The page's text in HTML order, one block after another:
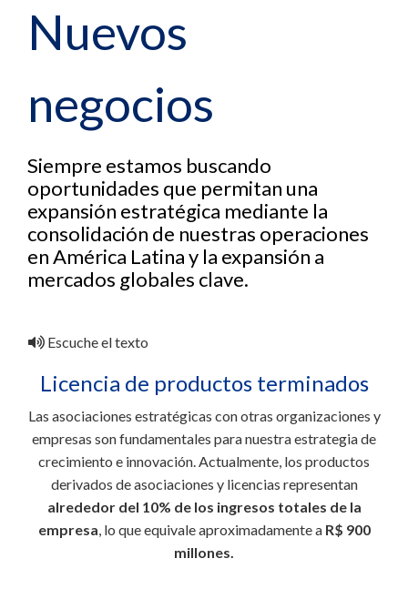
Nuevos
negocios
Siempre estamos buscando
oportunidades que permitan una
expansión estratégica mediante la
consolidación de nuestras operaciones
en América Latina y la expansión a
mercados globales clave.
Escuche el texto
Licencia de productos terminados
Las asociaciones estratégicas con otras organizaciones y
empresas son fundamentales para nuestra estrategia de
crecimiento e innovación. Actualmente, los productos
derivados de asociaciones y licencias representan
alrededor del 10% de los ingresos totales de la
empresa, lo que equivale aproximadamente a R$ 900
millones.